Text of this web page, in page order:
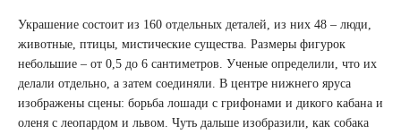
Украшение состоит из 160 отдельных деталей, из них 48 – люди,
животные, птицы, мистические существа. Размеры фигурок
небольшие – от 0,5 до 6 сантиметров. Ученые определили, что их
делали отдельно, а затем соединяли. В центре нижнего яруса
изображены сцены: борьба лошади с грифонами и дикого кабана и
оленя с леопардом и львом. Чуть дальше изобразили, как собака